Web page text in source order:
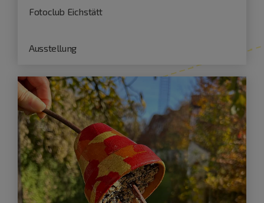
Fotoclub Eichstätt
Ausstellung